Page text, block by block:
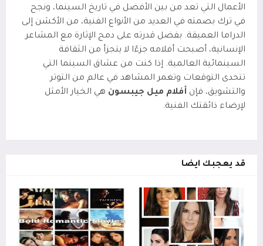
الأعمال التي تعد من بين الأفضل في تاريخ السينما، ونجح
في ترك بصمته في العديد من الأنواع الفنية، من الأكشن إلى
الدراما العميقة. بفضل قدرته على دمج الإثارة مع المشاعر
الإنسانية، أصبحت أفلامه جزءًا لا يتجزأ من الثقافة
السينمائية العالمية. إذا كنت من عشاق السينما التي
تتحدى التوقعات وتغمر المشاهد في عالم من التوتر
والتشويق، فإن أفلام ميل جيبسون هي الخيار الأمثل
لإرضاء ذائقتك الفنية.
قد يعجبك ايضا